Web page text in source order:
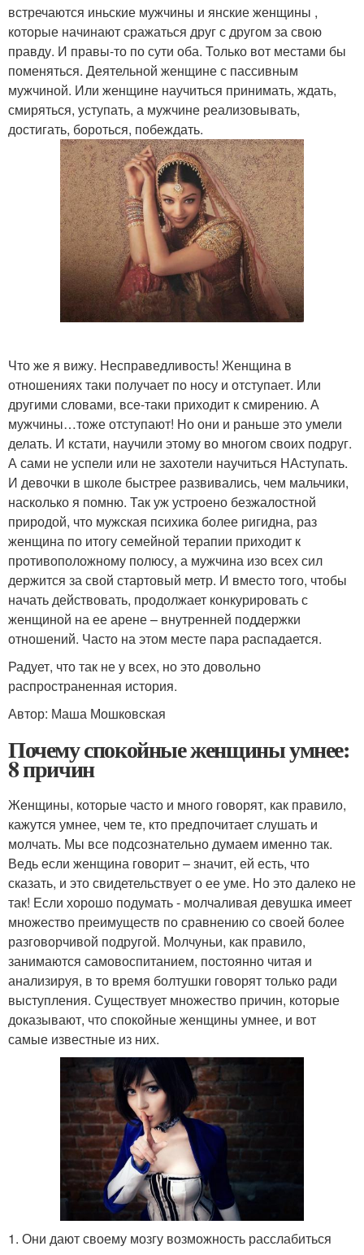
встречаются иньские мужчины и янские женщины ,
которые начинают сражаться друг с другом за свою
правду. И правы-то по сути оба. Только вот местами бы
поменяться. Деятельной женщине с пассивным
мужчиной. Или женщине научиться принимать, ждать,
смиряться, уступать, а мужчине реализовывать,
достигать, бороться, побеждать.
Что же я вижу. Несправедливость! Женщина в
отношениях таки получает по носу и отступает. Или
другими словами, все-таки приходит к смирению. А
мужчины…тоже отступают! Но они и раньше это умели
делать. И кстати, научили этому во многом своих подруг.
А сами не успели или не захотели научиться НАступать.
И девочки в школе быстрее развивались, чем мальчики,
насколько я помню. Так уж устроено безжалостной
природой, что мужская психика более ригидна, раз
женщина по итогу семейной терапии приходит к
противоположному полюсу, а мужчина изо всех сил
держится за свой стартовый метр. И вместо того, чтобы
начать действовать, продолжает конкурировать с
женщиной на ее арене – внутренней поддержки
отношений. Часто на этом месте пара распадается.
Радует, что так не у всех, но это довольно
распространенная история.
Автор: Маша Мошковская
Почему спокойные женщины умнее:
8 причин
Женщины, которые часто и много говорят, как правило,
кажутся умнее, чем те, кто предпочитает слушать и
молчать. Мы все подсознательно думаем именно так.
Ведь если женщина говорит – значит, ей есть, что
сказать, и это свидетельствует о ее уме. Но это далеко не
так! Если хорошо подумать - молчаливая девушка имеет
множество преимуществ по сравнению со своей более
разговорчивой подругой. Молчуньи, как правило,
занимаются самовоспитанием, постоянно читая и
анализируя, в то время болтушки говорят только ради
выступления. Существует множество причин, которые
доказывают, что спокойные женщины умнее, и вот
самые известные из них.
1. Они дают своему мозгу возможность расслабиться